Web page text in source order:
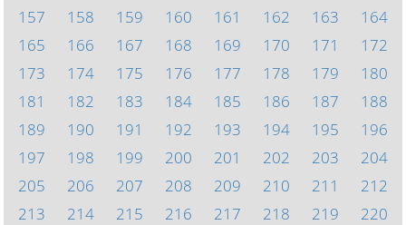
157
158 159 160 161 162 163
164
165
166 167 168 169 170 171
172
173
174 175 176 177 178 179
180
181
182 183 184 185 186 187
188
189
190 191 192 193 194 195
196
197
198 199 200 201 202 203
204
205
206 207 208 209 210 211
212
213
214 215 216 217 218 219
220